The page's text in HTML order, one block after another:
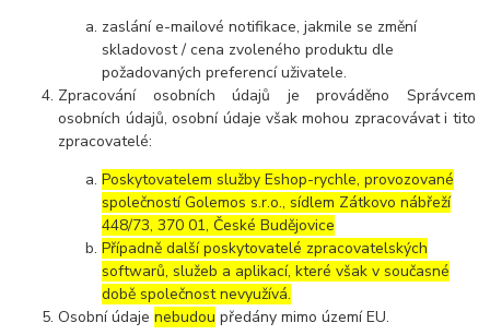
zaslání e-mailové notifikace, jakmile se změní
skladovost / cena zvoleného produktu dle
požadovaných preferencí uživatele.
Zpracování osobních údajů je prováděno Správcem
osobních údajů, osobní údaje však mohou zpracovávat i tito
zpracovatelé:
Poskytovatelem služby Eshop-rychle, provozované
společností Golemos s.r.o., sídlem Zátkovo nábřeží
448/73, 370 01, České Budějovice
Případně další poskytovatelé zpracovatelských
softwarů, služeb a aplikací, které však v současné
době společnost nevyužívá.
Osobní údajenebudou předány mimo území EU.